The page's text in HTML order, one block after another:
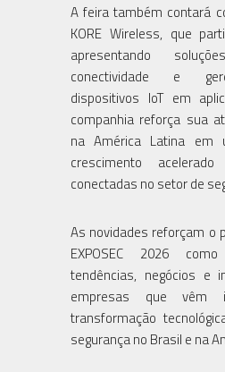
A feira também contará
KORE Wireless, que
apresentando
conectividade e
dispositivos IoT em
companhia reforça sua
na América Latina em
crescimento
conectadas no setor de
As novidades reforçam o
EXPOSEC 2026
tendências, negócios e
empresas que vêm
transformação
segurança no Brasil e na